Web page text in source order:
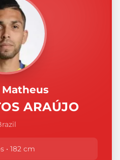
ARAÚJO
• 182 cm